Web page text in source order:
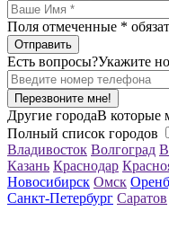
Поля отмеченные *
Есть вопросы?Укажите
Перезвоните мне!
Другие городаВ которые
Полный список городов
Владивосток Волгоград
Казань Краснодар
Новосибирск Омск
Санкт-Петербург Саратов